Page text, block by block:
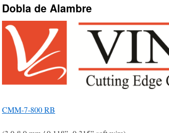
contenido
Dobla de Alambre
CMM-7-800 RB